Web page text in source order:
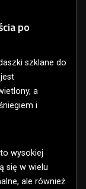
po
szklane do
a
i
wysokiej
się w wielu
ale również